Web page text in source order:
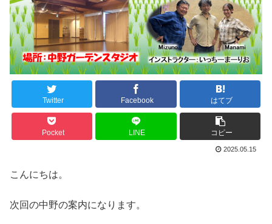
Twitter Facebook はてブ
Pocket LINE コピー
2025.05.15
こんにちは。
次回の中野の案内になります。